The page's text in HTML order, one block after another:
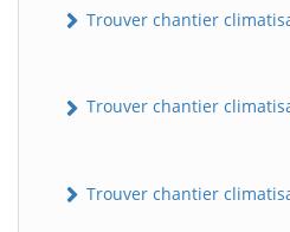
Trouver chantier
Trouver chantier
Trouver chantier